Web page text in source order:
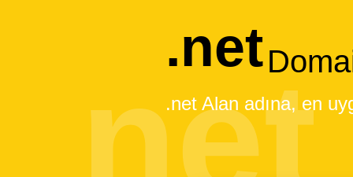
net
.net Alan adına, en